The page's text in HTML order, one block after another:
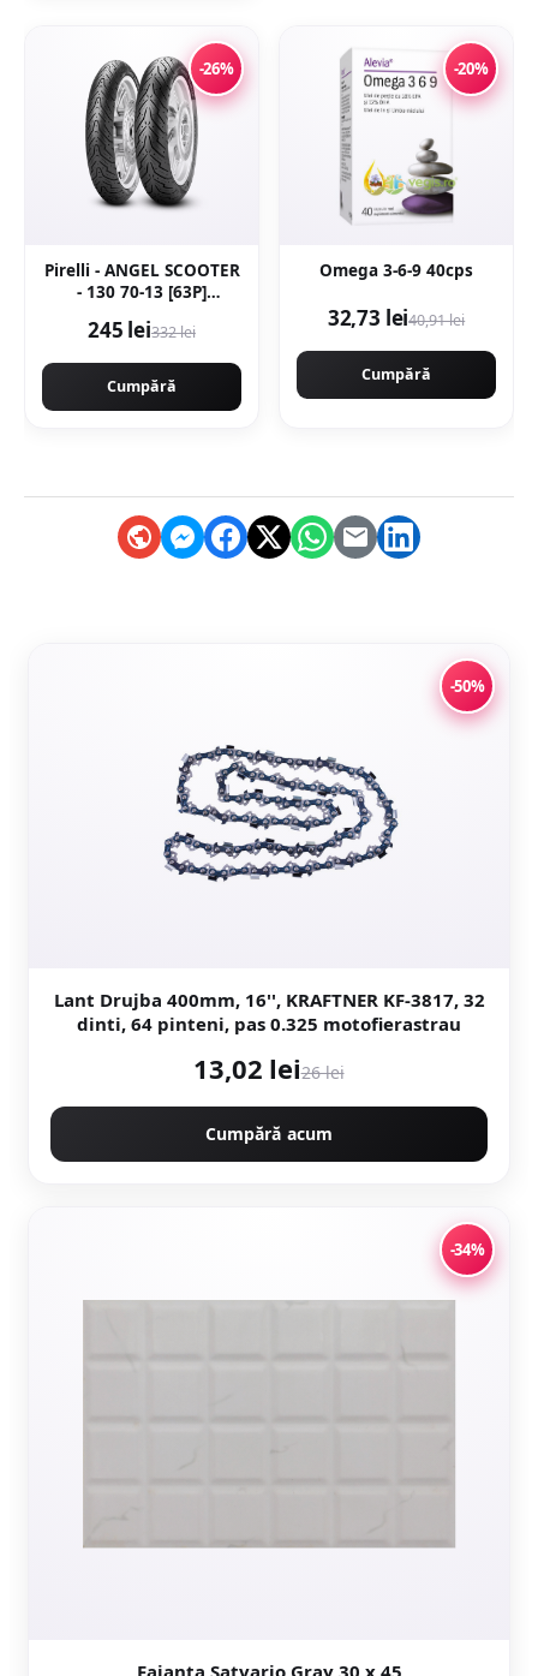
-26%
Pirelli - ANGEL SCOOTER
- 130 70-13 [63P]
Inaltime 70 Janta 13 -
245 lei332 lei
Cumpără
-20%
Omega 3-6-9 40cps
32,73 lei40,91 lei
Cumpără
-50%
Lant Drujba 400mm, 16'', KRAFTNER KF-3817, 32
dinti, 64 pinteni, pas 0.325 motofierastrau
13,02 lei26 lei
Cumpără acum
-34%